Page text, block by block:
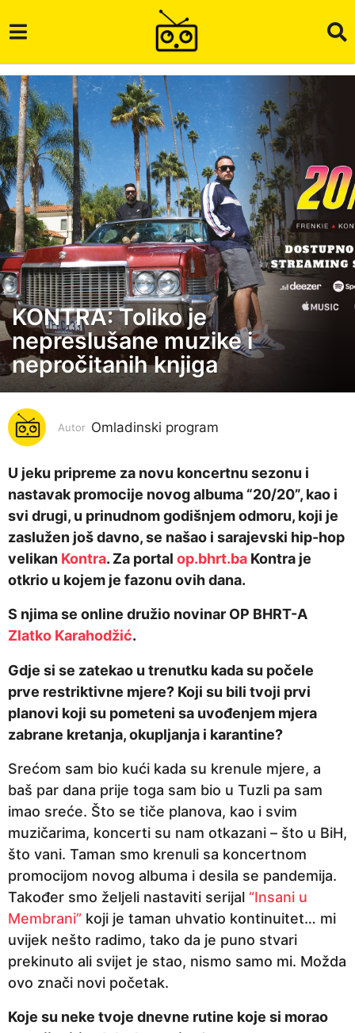
6
g
o
d
n
a
p
6
o
d
n
a
p
r
i
j
e
KONTRA: Toliko je
nepreslušane muzike i
nepročitanih knjiga
Autor Omladinski program
U jeku pripreme za novu koncertnu sezonu i
nastavak promocije novog albuma “20/20”, kao i
svi drugi, u prinudnom godišnjem odmoru, koji je
zaslužen još davno, se našao i sarajevski hip-hop
velikan Kontra. Za portal op.bhrt.ba Kontra je
otkrio u kojem je fazonu ovih dana.
S njima se online družio novinar OP BHRT-A
Zlatko Karahodžić.
Gdje si se zatekao u trenutku kada su počele
prve restriktivne mjere? Koji su bili tvoji prvi
planovi koji su pometeni sa uvođenjem mjera
zabrane kretanja, okupljanja i karantine?
Srećom sam bio kući kada su krenule mjere, a
baš par dana prije toga sam bio u Tuzli pa sam
imao sreće. Što se tiče planova, kao i svim
muzičarima, koncerti su nam otkazani – što u BiH,
što vani. Taman smo krenuli sa koncertnom
promocijom novog albuma i desila se pandemija.
Također smo željeli nastaviti serijal “Insani u
Membrani” koji je taman uhvatio kontinuitet… mi
uvijek nešto radimo, tako da je puno stvari
prekinuto ali svijet je stao, nismo samo mi. Možda
ovo znači novi početak.
Koje su neke tvoje dnevne rutine koje si morao